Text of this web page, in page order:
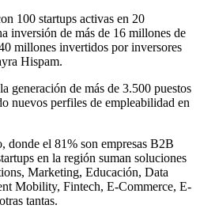
100 startups activas en 20
inversión de más de 16 millones de
millones invertidos por inversores
Hispam.
generación de más de 3.500 puestos
nuevos perfiles de empleabilidad en
el 81% son empresas B2B
en la región suman soluciones
Marketing, Educación, Data
Mobility, Fintech, E-Commerce, E-
tantas.